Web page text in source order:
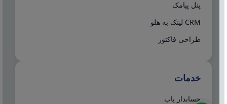
پنل پیامک
CRM لینک به هلو
طراحی فاکتور
خدمات
حسابدار یاب